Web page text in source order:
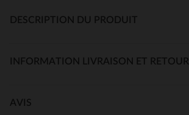
DESCRIPTION DU PRODUIT
INFORMATION LIVRAISON ET RETOUR
AVIS